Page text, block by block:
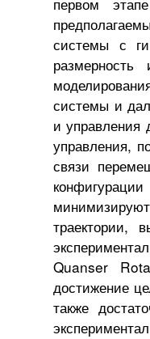
системы с
системы и
и управления
управления,
связи
траектории,
Quanser
достижение
также